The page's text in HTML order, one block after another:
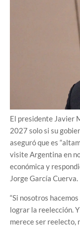
El presidente Javier
2027 solo si su
aseguró que es
visite Argentina en
económica y
Jorge García Cuerva.
“Si nosotros
lograr la reelección.
merece ser reelecto,